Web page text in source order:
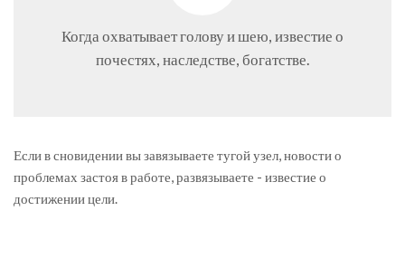
Когда охватывает голову и шею, известие о
почестях, наследстве, богатстве.
Если в сновидении вы завязываете тугой узел, новости о
проблемах застоя в работе, развязываете - известие о
достижении цели.